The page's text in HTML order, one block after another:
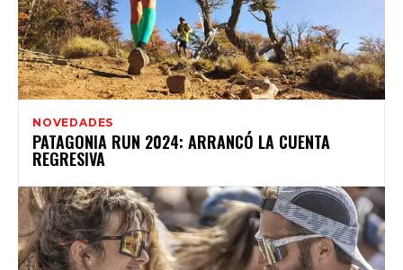
NOVEDADES
PATAGONIA RUN 2024: ARRANCÓ LA CUENTA
REGRESIVA